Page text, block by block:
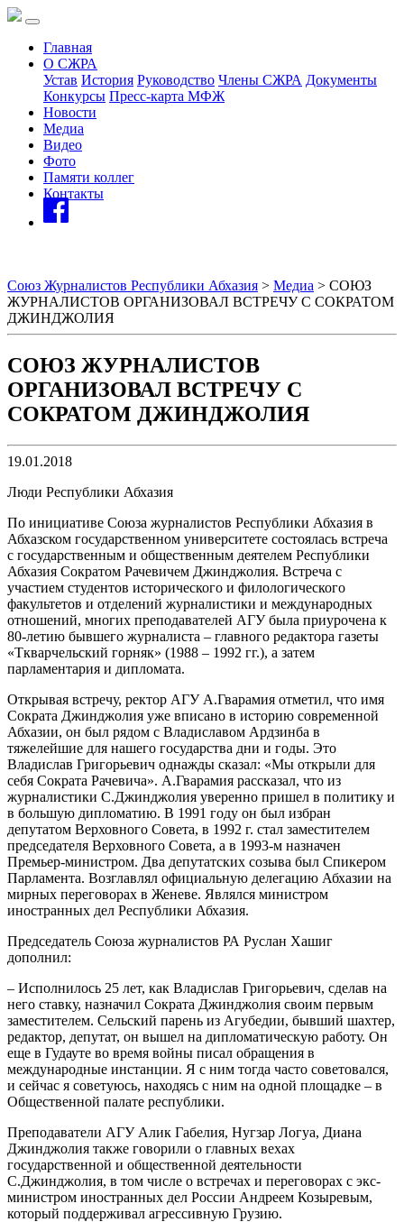
Главная
О СЖРА
Устав История Руководство Члены СЖРА Документы
Конкурсы Пресс-карта МФЖ
Новости
Медиа
Видео
Фото
Памяти коллег
Контакты
Союз Журналистов Республики Абхазия > Медиа > СОЮЗ
ЖУРНАЛИСТОВ ОРГАНИЗОВАЛ ВСТРЕЧУ С СОКРАТОМ
ДЖИНДЖОЛИЯ
СОЮЗ ЖУРНАЛИСТОВ
ОРГАНИЗОВАЛ ВСТРЕЧУ С
СОКРАТОМ ДЖИНДЖОЛИЯ
19.01.2018
Люди Республики Абхазия
По инициативе Союза журналистов Республики Абхазия в
Абхазском государственном университете состоялась встреча
с государственным и общественным деятелем Республики
Абхазия Сократом Рачевичем Джинджолия. Встреча с
участием студентов исторического и филологического
факультетов и отделений журналистики и международных
отношений, многих преподавателей АГУ была приурочена к
80-летию бывшего журналиста – главного редактора газеты
«Ткварчельский горняк» (1988 – 1992 гг.), а затем
парламентария и дипломата.
Открывая встречу, ректор АГУ А.Гварамия отметил, что имя
Сократа Джинджолия уже вписано в историю современной
Абхазии, он был рядом с Владиславом Ардзинба в
тяжелейшие для нашего государства дни и годы. Это
Владислав Григорьевич однажды сказал: «Мы открыли для
себя Сократа Рачевича». А.Гварамия рассказал, что из
журналистики С.Джинджолия уверенно пришел в политику и
в большую дипломатию. В 1991 году он был избран
депутатом Верховного Совета, в 1992 г. стал заместителем
председателя Верховного Совета, а в 1993-м назначен
Премьер-министром. Два депутатских созыва был Спикером
Парламента. Возглавлял официальную делегацию Абхазии на
мирных переговорах в Женеве. Являлся министром
иностранных дел Республики Абхазия.
Председатель Союза журналистов РА Руслан Хашиг
дополнил:
– Исполнилось 25 лет, как Владислав Григорьевич, сделав на
него ставку, назначил Сократа Джинджолия своим первым
заместителем. Сельский парень из Агубедии, бывший шахтер,
редактор, депутат, он вышел на дипломатическую работу. Он
еще в Гудауте во время войны писал обращения в
международные инстанции. Я с ним тогда часто советовался,
и сейчас я советуюсь, находясь с ним на одной площадке – в
Общественной палате республики.
Преподаватели АГУ Алик Габелия, Нугзар Логуа, Диана
Джинджолия также говорили о главных вехах
государственной и общественной деятельности
С.Джинджолия, в том числе о встречах и переговорах с экс-
министром иностранных дел России Андреем Козыревым,
который поддерживал агрессивную Грузию.